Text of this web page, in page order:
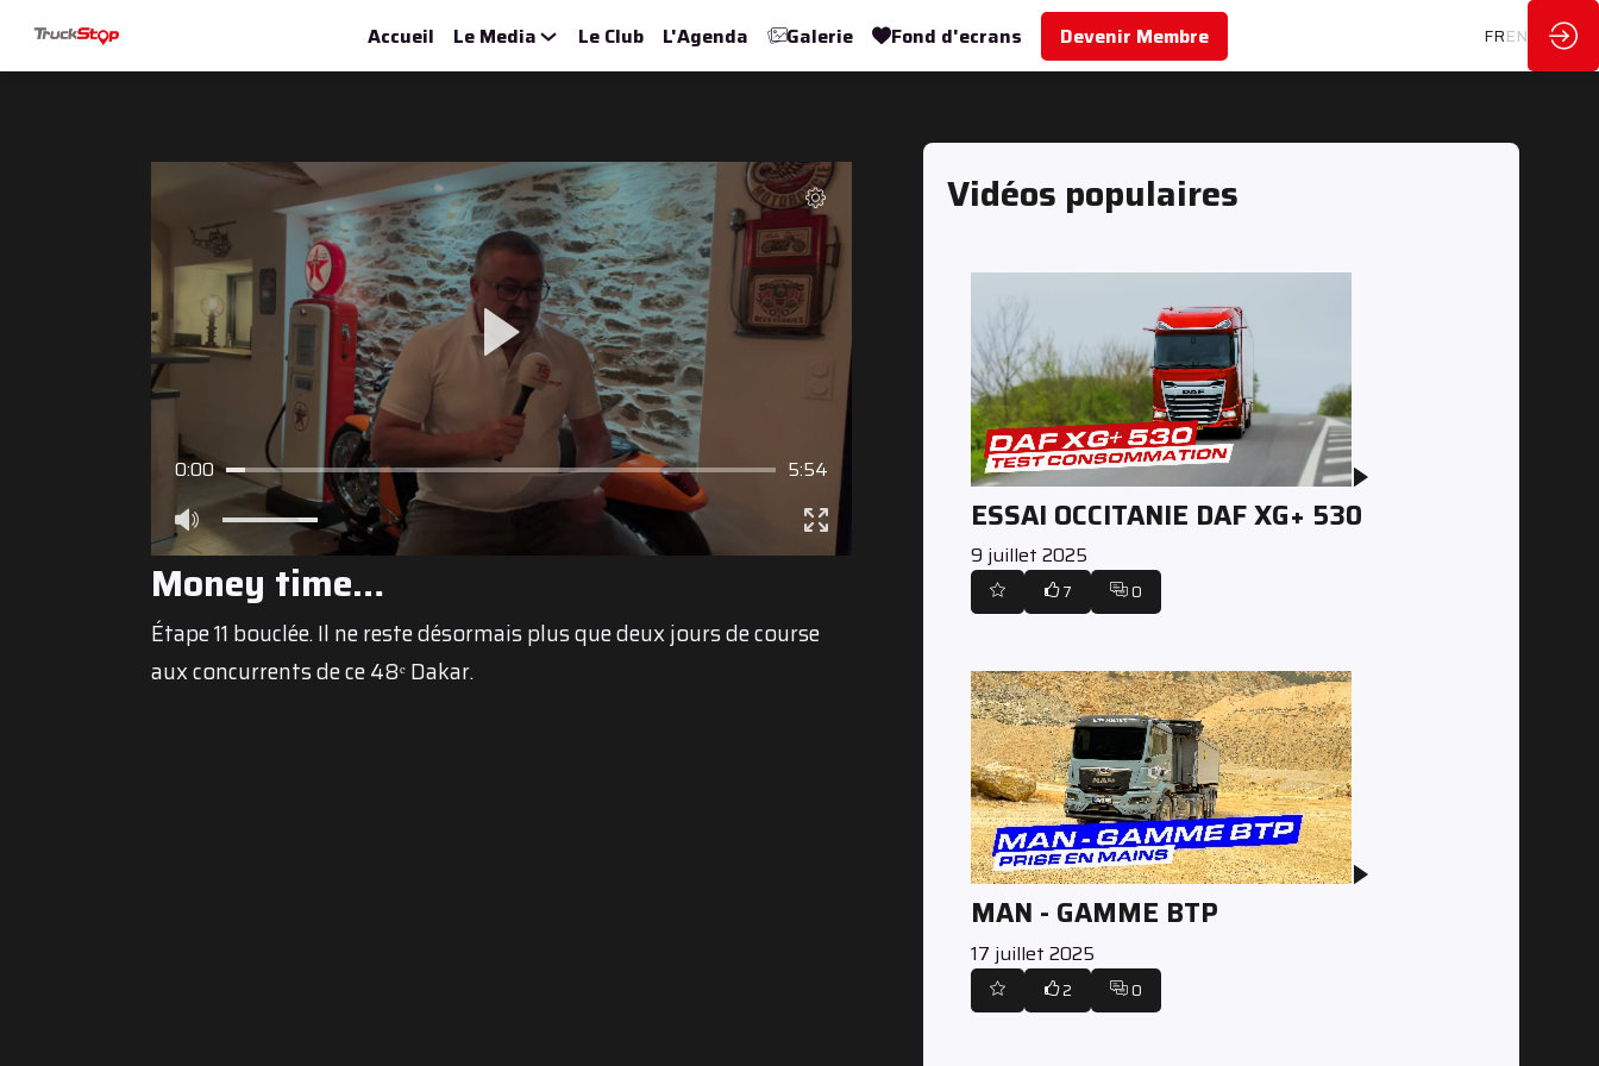
Accueil Le Media Le Club L'Agenda Galerie Fond d'ecrans Devenir Membre FREN
0:00 5:54
Money time…
Étape 11 bouclée. Il ne reste désormais plus que deux jours de course
aux concurrents de ce 48ᵉ Dakar.
Vidéos populaires
ESSAI OCCITANIE DAF XG+ 530
9 juillet 2025
7 0
MAN - GAMME BTP
17 juillet 2025
2 0